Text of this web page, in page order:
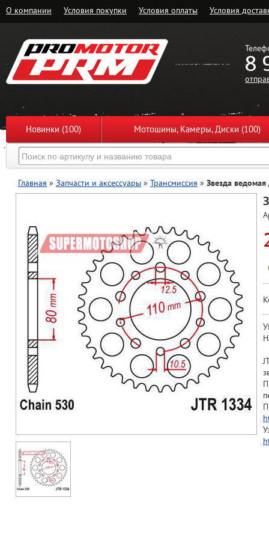
О компании Условия покупки Условия оплаты Условия
8
Новинки (100) Мотошины, Камеры, Диски (100)
Главная » Запчасти и аксессуары » Трансмиссия » Звезда